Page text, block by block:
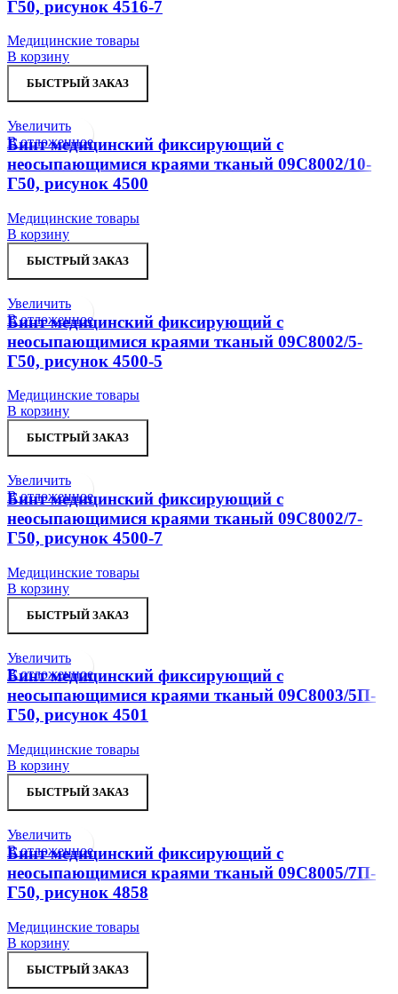
Г50, рисунок 4516-7
Медицинские товары
В корзину
БЫСТРЫЙ ЗАКАЗ
Увеличить
В отложенное
Бинт медицинский фиксирующий с
неосыпающимися краями тканый 09С8002/10-
Г50, рисунок 4500
Медицинские товары
В корзину
БЫСТРЫЙ ЗАКАЗ
Увеличить
В отложенное
Бинт медицинский фиксирующий с
неосыпающимися краями тканый 09С8002/5-
Г50, рисунок 4500-5
Медицинские товары
В корзину
БЫСТРЫЙ ЗАКАЗ
Увеличить
В отложенное
Бинт медицинский фиксирующий с
неосыпающимися краями тканый 09С8002/7-
Г50, рисунок 4500-7
Медицинские товары
В корзину
БЫСТРЫЙ ЗАКАЗ
Увеличить
В отложенное
Бинт медицинский фиксирующий с
неосыпающимися краями тканый 09С8003/5П-
Г50, рисунок 4501
Медицинские товары
В корзину
БЫСТРЫЙ ЗАКАЗ
Увеличить
В отложенное
Бинт медицинский фиксирующий с
неосыпающимися краями тканый 09С8005/7П-
Г50, рисунок 4858
Медицинские товары
В корзину
БЫСТРЫЙ ЗАКАЗ